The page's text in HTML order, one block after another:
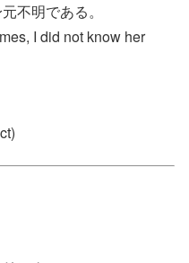
不明である。
I did not know her